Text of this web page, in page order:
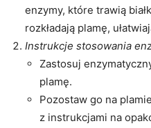
enzymy, które trawią
rozkładają plamę,
Instrukcje stosowania
Zastosuj
plamę.
Pozostaw go na
z instrukcjami na